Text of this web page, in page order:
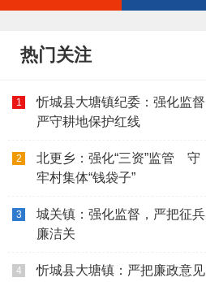
热门关注
1
忻城县大塘镇纪委：强化监督
严守耕地保护红线
2
北更乡：强化“三资”监管 守
牢村集体“钱袋子”
3
城关镇：强化监督，严把征兵
廉洁关
4
忻城县大塘镇：严把廉政意见